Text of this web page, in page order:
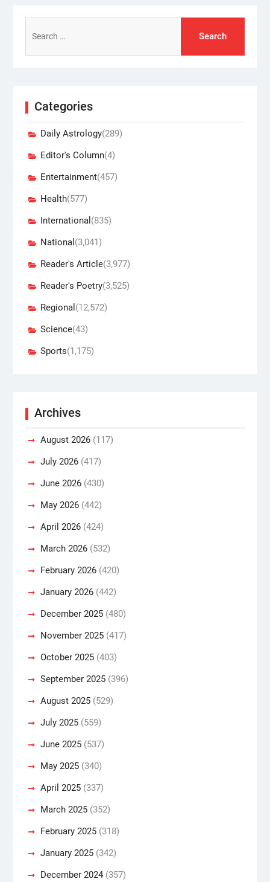
for:
Categories
Daily Astrology(289)
Editor's Column(4)
Entertainment(457)
Health(577)
International (835)
National (3,041)
Reader's Article(3,977)
Reader's Poetry(3,525)
Regional (12,572)
Science(43)
Sports(1,175)
Archives
August 2026(117)
July 2026(417)
June 2026(430)
May 2026(442)
April 2026(424)
March 2026(532)
February 2026(420)
January 2026(442)
December 2025(480)
November 2025(417)
October 2025(403)
September 2025(396)
August 2025(529)
July 2025(559)
June 2025(537)
May 2025(340)
April 2025(337)
March 2025(352)
February 2025(318)
January 2025(342)
December 2024(357)